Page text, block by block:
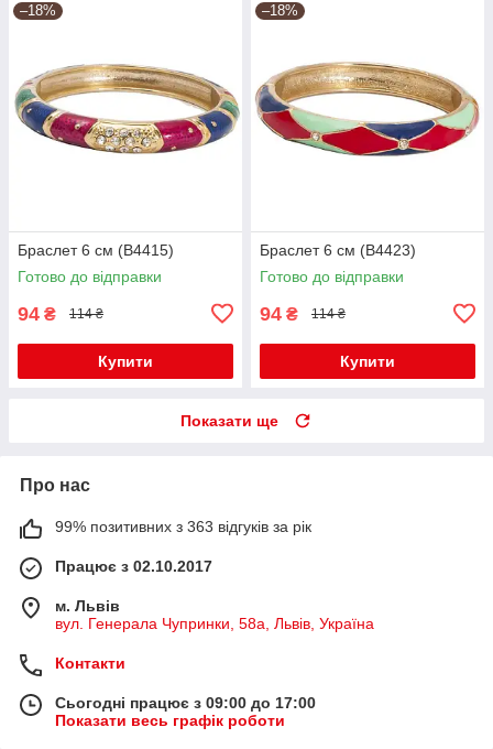
–18%
Браслет 6 см (В4415)
Готово до відправки
94 ₴ 114 ₴
Купити
–18%
Браслет 6 см (В4423)
Готово до відправки
94 ₴ 114 ₴
Купити
Показати ще
Про нас
99% позитивних з 363 відгуків за рік
Працює з 02.10.2017
м. Львів
вул. Генерала Чупринки, 58а, Львів, Україна
Контакти
Сьогодні працює з 09:00 до 17:00
Показати весь графік роботи